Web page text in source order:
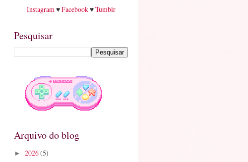
Instagram ♥Facebook♥Tumblr
Pesquisar
Arquivo do blog
► 2026(5)